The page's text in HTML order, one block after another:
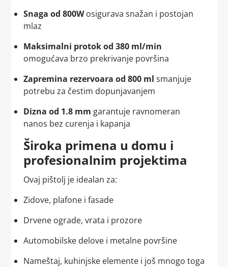
Snaga od 800Wosigurava snažan i postojan
mlaz
Maksimalni protok od 380 ml/min
omogućava brzo prekrivanje površina
Zapremina rezervoara od 800 ml smanjuje
potrebu za čestim dopunjavanjem
Dizna od 1.8 mm garantuje ravnomeran
nanos bez curenja i kapanja
Široka primena u domu i
profesionalnim projektima
Ovaj pištolj je idealan za:
Zidove, plafone i fasade
Drvene ograde, vrata i prozore
Automobilske delove i metalne površine
Nameštaj, kuhinjske elemente i još mnogo toga